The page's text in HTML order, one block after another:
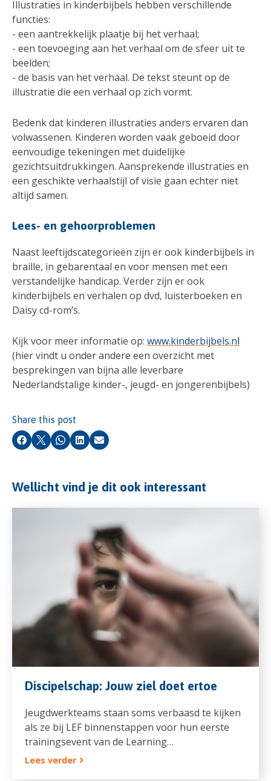
Illustraties in kinderbijbels hebben verschillende
functies:
- een aantrekkelijk plaatje bij het verhaal;
- een toevoeging aan het verhaal om de sfeer uit te
beelden;
- de basis van het verhaal. De tekst steunt op de
illustratie die een verhaal op zich vormt.
Bedenk dat kinderen illustraties anders ervaren dan
volwassenen. Kinderen worden vaak geboeid door
eenvoudige tekeningen met duidelijke
gezichtsuitdrukkingen. Aansprekende illustraties en
een geschikte verhaalstijl of visie gaan echter niet
altijd samen.
Lees- en gehoorproblemen
Naast leeftijdscategorieën zijn er ook kinderbijbels in
braille, in gebarentaal en voor mensen met een
verstandelijke handicap. Verder zijn er ook
kinderbijbels en verhalen op dvd, luisterboeken en
Daisy cd-rom’s.
Kijk voor meer informatie op: www.kinderbijbels.nl
(hier vindt u onder andere een overzicht met
besprekingen van bijna alle leverbare
Nederlandstalige kinder-, jeugd- en jongerenbijbels)
Share this post
Facebook
X Whatsapp
LinkedIn
Email
Wellicht vind je dit ook interessant
Discipelschap: Jouw ziel doet ertoe
Jeugdwerkteams staan soms verbaasd te kijken
als ze bij LEF binnenstappen voor hun eerste
trainingsevent van de Learning…
Lees verder